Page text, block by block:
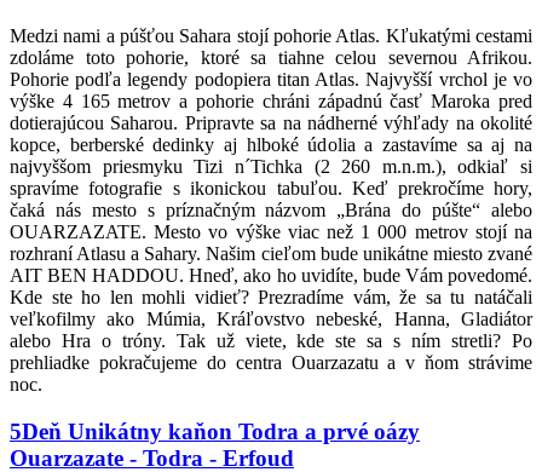
Medzi nami a púšťou Sahara stojí pohorie Atlas. Kľukatými cestami
zdoláme toto pohorie, ktoré sa tiahne celou severnou Afrikou.
Pohorie podľa legendy podopiera titan Atlas. Najvyšší vrchol je vo
výške 4 165 metrov a pohorie chráni západnú časť Maroka pred
dotierajúcou Saharou. Pripravte sa na nádherné výhľady na okolité
kopce, berberské dedinky aj hlboké údolia a zastavíme sa aj na
najvyššom priesmyku Tizi n´Tichka (2 260 m.n.m.), odkiaľ si
spravíme fotografie s ikonickou tabuľou. Keď prekročíme hory,
čaká nás mesto s príznačným názvom „Brána do púšte“ alebo
OUARZAZATE. Mesto vo výške viac než 1 000 metrov stojí na
rozhraní Atlasu a Sahary. Našim cieľom bude unikátne miesto zvané
AIT BEN HADDOU. Hneď, ako ho uvidíte, bude Vám povedomé.
Kde ste ho len mohli vidieť? Prezradíme vám, že sa tu natáčali
veľkofilmy ako Múmia, Kráľovstvo nebeské, Hanna, Gladiátor
alebo Hra o tróny. Tak už viete, kde ste sa s ním stretli? Po
prehliadke pokračujeme do centra Ouarzazatu a v ňom strávime
noc.
5Deň Unikátny kaňon Todra a prvé oázy
Ouarzazate - Todra - Erfoud